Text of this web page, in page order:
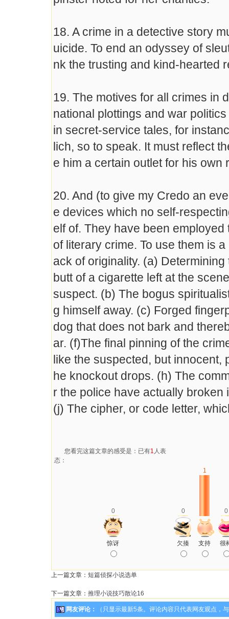
18. A crime in a detective story
uicide. To end an odyssey of
nk the trusting and kind-hearted
19. The motives for all crimes in
national plottings and war
in secret-service tales, for
lich, so to speak. It must reflect
e him a certain outlet for his
20. And (to give my Credo an
e devices which no self-
elf of. They have been
of literary crime. To use them is
ack of originality. (a)
butt of a cigarette left at the
suspect. (b) The bogus
g himself away. (c) Forged
dog that does not bark and
ar. (f)The final pinning of the
like the suspected, but innocent,
he knockout drops. (h) The
r the police have actually
(j) The cipher, or code letter,
您看完这篇文章的感受是：已有1 人表
态：
0 0
1
0
惊讶 欠揍 支持 很
上一篇文章： 短篇侦探小说选单
下一篇文章： 推理小说技巧散论16
网友评论： （只显示最新5条。评论内容只代表网友观点，